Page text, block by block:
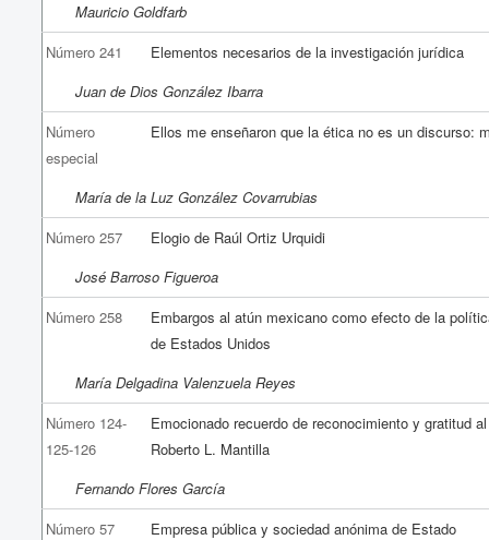
Mauricio Goldfarb
Número 241
Elementos necesarios de la investigación jurídica
Juan de Dios González Ibarra
Número
especial
Ellos me enseñaron que la ética no es un discurso:
María de la Luz González Covarrubias
Número 257
Elogio de Raúl Ortiz Urquidi
José Barroso Figueroa
Número 258
Embargos al atún mexicano como efecto de la
de Estados Unidos
María Delgadina Valenzuela Reyes
Número 124-
125-126
Emocionado recuerdo de reconocimiento y gratitud
Roberto L. Mantilla
Fernando Flores García
Número 57
Empresa pública y sociedad anónima de Estado